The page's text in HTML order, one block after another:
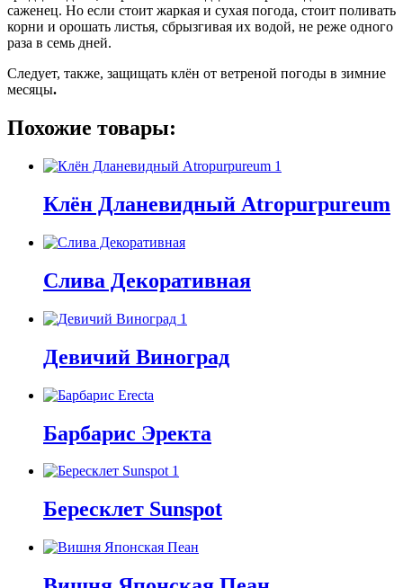
саженец. Но если стоит жаркая и сухая погода, стоит поливать
корни и орошать листья, сбрызгивая их водой, не реже одного
раза в семь дней.
Следует, также, защищать клён от ветреной погоды в зимние
месяцы.
Похожие товары:
Клён Дланевидный Atropurpureum
Слива Декоративная
Девичий Виноград
Барбарис Эректа
Бересклет Sunspot